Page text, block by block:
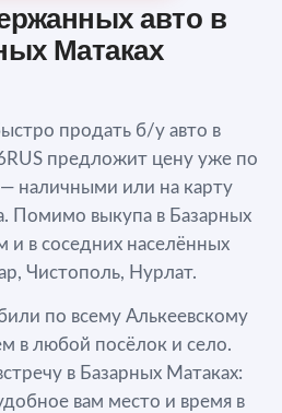
авто в
Матаках
продать б/у авто в
предложит цену уже по
наличными или на карту
Помимо выкупа в Базарных
и в соседних населённых
Чистополь, Нурлат.
по всему Алькеевскому
в любой посёлок и село.
в Базарных Матаках:
вам место и время в